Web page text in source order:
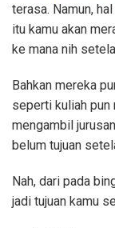
terasa. Namun,
itu kamu akan
ke mana nih
Bahkan mereka
seperti kuliah pun
mengambil
belum tujuan
Nah, dari pada
jadi tujuan kamu